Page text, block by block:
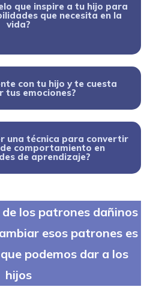
que inspire a tu hijo para
que necesita en la
vida?
con tu hijo y te cuesta
tus emociones?
una técnica para convertir
comportamiento en
de aprendizaje?
los patrones dañinos
esos patrones es
podemos dar a los
hijos